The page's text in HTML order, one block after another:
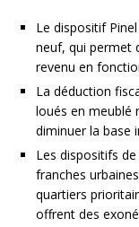
Le dispositif
neuf, qui permet
revenu en
La déduction
loués en meublé
diminuer la base
Les dispositifs
franches
quartiers
offrent des